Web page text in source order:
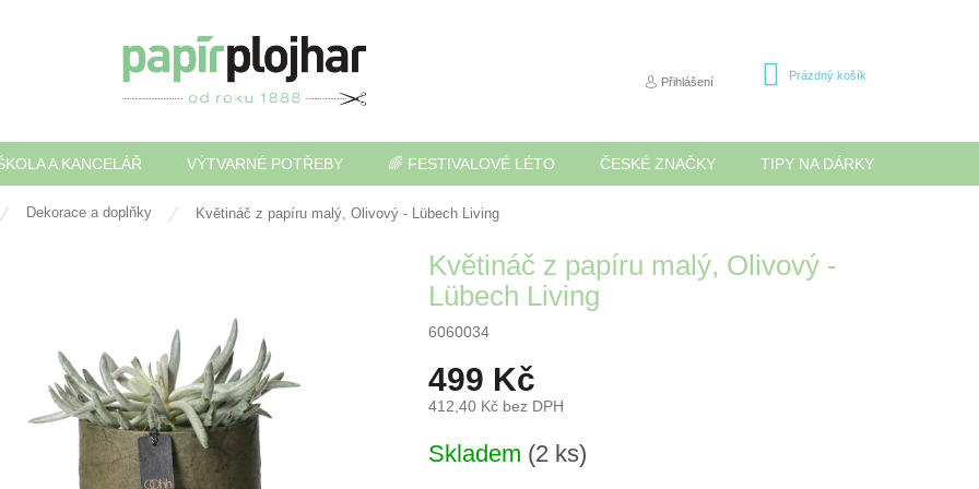
Přihlášení
NÁKUPNÍ
Prázdný košík
A KANCELÁŘ VÝTVARNÉ POTŘEBY 🌈 FESTIVALOVÉ LÉTO ČESKÉ ZNAČKY TIPY NA DÁRKY
Dekorace a doplňky Květináč z papíru malý, Olivový - Lübech Living
Květináč z papíru malý, Olivový -
Lübech Living
6060034
499 Kč
412,40 Kč bez DPH
cena:
Skladem (2 ks)